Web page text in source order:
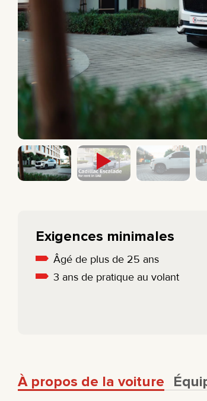
CAMIONNETTE
BERLINE
ÉLECTRIQUE
ÉCONOMIQUE
Exigences minimales
Âgé de plus de 25 ans
3 ans de pratique au volant
À propos de la voiture